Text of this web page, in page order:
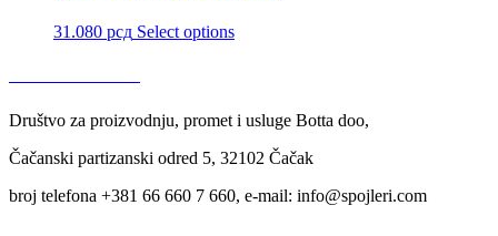
31.080 рсд Select options
Društvo za proizvodnju, promet i usluge Botta doo,
Čačanski partizanski odred 5, 32102 Čačak
broj telefona +381 66 660 7 660, e-mail: info@spojleri.com